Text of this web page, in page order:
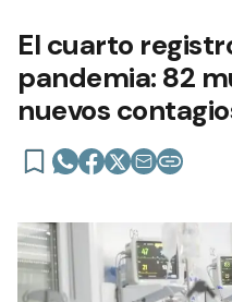
El cuarto
pandemia: 82
nuevos